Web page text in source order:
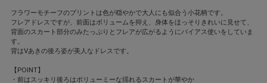
フラワーモチーフのプリントは色が穏やかで大人にも似合う小花柄です。
フレアドレスですが、前面はボリュームを抑え、身体をほっそりきれいに見せて、
背面のスカート部分のみたっぷりとフレアが広がるようにバイアス使いをしていま
す。
背はVあきの後ろ姿が美人なドレスです。
【POINT】
・前はスッキリ後ろはボリューミーな揺れるスカートが華やか